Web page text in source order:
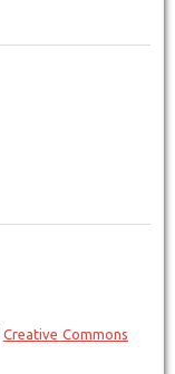
Creative Commons